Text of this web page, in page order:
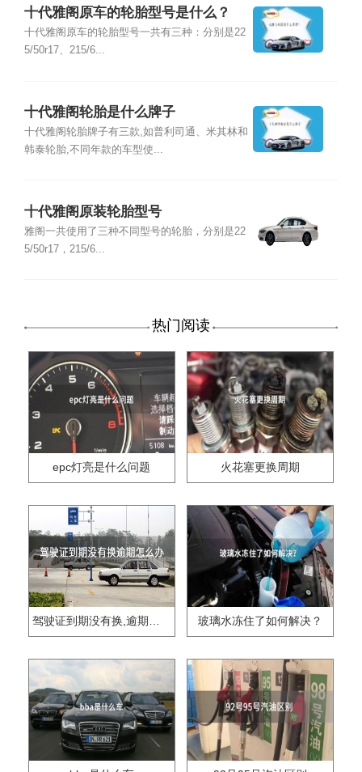
十代雅阁原车的轮胎型号是什么？
十代雅阁原车的轮胎型号一共有三种：分别是22
5/50r17、215/6...
十代雅阁轮胎是什么牌子
十代雅阁轮胎牌子有三款,如普利司通、米其林和
韩泰轮胎,不同年款的车型使...
十代雅阁原装轮胎型号
雅阁一共使用了三种不同型号的轮胎，分别是22
5/50r17，215/6...
热门阅读
epc灯亮是什么问题 火花塞更换周期
驾驶证到期没有换,逾期怎么办?? 玻璃水冻住了如何解决？